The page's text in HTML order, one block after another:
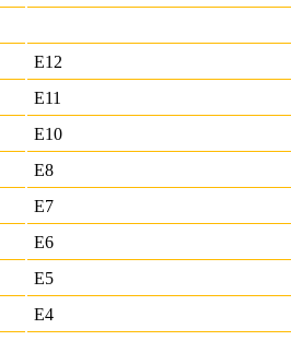
E12
E11
E10
E8
E7
E6
E5
E4